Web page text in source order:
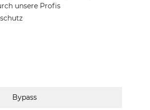
unsere Profis
Bypass